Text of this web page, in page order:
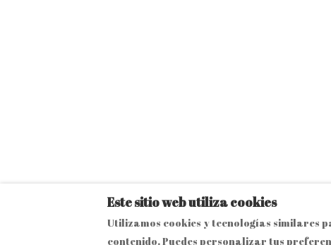
Este sitio web utiliza cookies
Utilizamos cookies y tecnologías similares
contenido. Puedes personalizar tus